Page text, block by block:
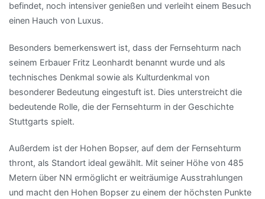
befindet, noch intensiver genießen und verleiht einem Besuch
einen Hauch von Luxus.
Besonders bemerkenswert ist, dass der Fernsehturm nach
seinem Erbauer Fritz Leonhardt benannt wurde und als
technisches Denkmal sowie als Kulturdenkmal von
besonderer Bedeutung eingestuft ist. Dies unterstreicht die
bedeutende Rolle, die der Fernsehturm in der Geschichte
Stuttgarts spielt.
Außerdem ist der Hohen Bopser, auf dem der Fernsehturm
thront, als Standort ideal gewählt. Mit seiner Höhe von 485
Metern über NN ermöglicht er weiträumige Ausstrahlungen
und macht den Hohen Bopser zu einem der höchsten Punkte